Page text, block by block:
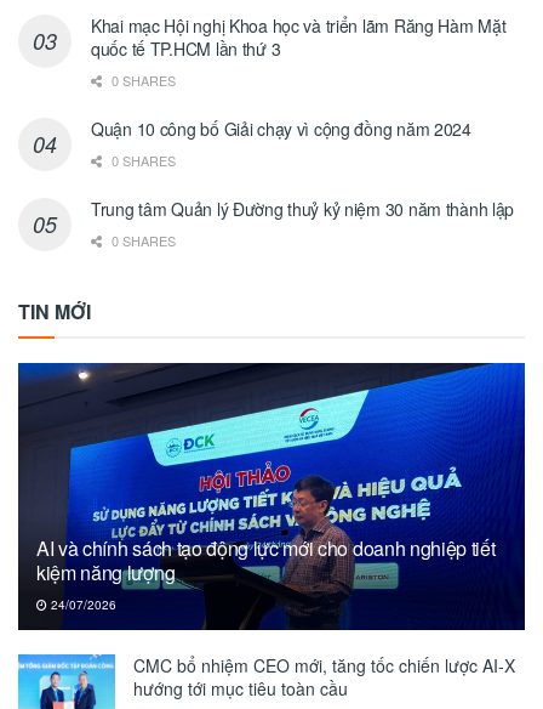
Khai mạc Hội nghị Khoa học và triển lãm Răng Hàm Mặt
quốc tế TP.HCM lần thứ 3
0 SHARES
Quận 10 công bố Giải chạy vì cộng đồng năm 2024
0 SHARES
Trung tâm Quản lý Đường thuỷ kỷ niệm 30 năm thành lập
0 SHARES
TIN MỚI
AI và chính sách tạo động lực mới cho doanh nghiệp tiết
kiệm năng lượng
24/07/2026
CMC bổ nhiệm CEO mới, tăng tốc chiến lược AI-X
hướng tới mục tiêu toàn cầu